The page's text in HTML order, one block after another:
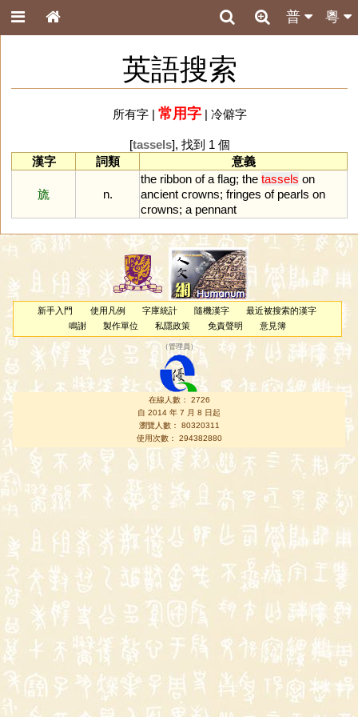
粵
普
英語搜索
所有字| 常用字| 冷僻字
[tassels], 找到 1 個
漢字
詞類 意義
旒 n.
the ribbon of a flag; the tassels on
ancient crowns; fringes of pearls on
crowns; a pennant
新手入門 使用凡例 字庫統計 隨機漢字
最近被搜索的漢字
鳴謝
製作單位 私隱政策 免責聲明 意見簿
（管理員 ）
在線人數： 2726
自 2014 年 7 月 8 日起
瀏覽人數： 80320311
使用次數： 294382880